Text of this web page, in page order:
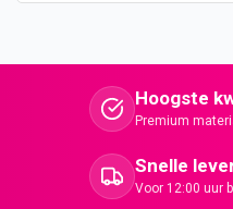
Hoogste
Premium
Snelle
Voor 12:00 uur